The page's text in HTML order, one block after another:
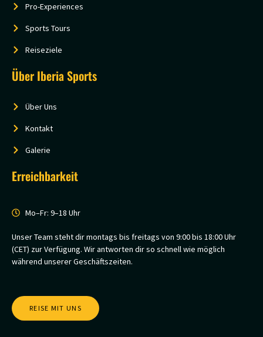
Pro-Experiences
Sports Tours
Reiseziele
Über Iberia Sports
Über Uns
Kontakt
Galerie
Erreichbarkeit
Mo–Fr: 9–18 Uhr
Unser Team steht dir montags bis freitags von 9:00 bis 18:00 Uhr
(CET) zur Verfügung. Wir antworten dir so schnell wie möglich
während unserer Geschäftszeiten.
REISE MIT UNS